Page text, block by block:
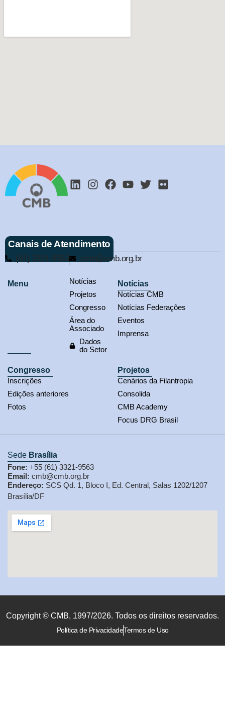
Canais de Atendimento
(61) 3321-9563 cmb@cmb.org.br
Menu
Notícias
Projetos
Congresso
Área do
Associado
Dados
do Setor
Notícias
Notícias CMB
Notícias Federações
Eventos
Imprensa
Congresso
Inscrições
Edições anteriores
Fotos
Projetos
Cenários da Filantropia
Consolida
CMB Academy
Focus DRG Brasil
Sede Brasília
Fone: +55 (61) 3321-9563
Email: cmb@cmb.org.br
Endereço: SCS Qd. 1, Bloco I, Ed. Central, Salas 1202/1207
Brasília/DF
Copyright © CMB, 1997/2026. Todos os direitos reservados.
Política de PrivacidadeTermos de Uso